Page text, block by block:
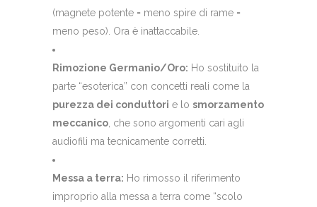
(magnete potente = meno spire di rame =
meno peso). Ora è inattaccabile.
Rimozione Germanio/Oro: Ho sostituito la
parte “esoterica” con concetti reali come la
purezza dei conduttori e lo smorzamento
meccanico , che sono argomenti cari agli
audiofili ma tecnicamente corretti.
Messa a terra: Ho rimosso il riferimento
improprio alla messa a terra come “scolo